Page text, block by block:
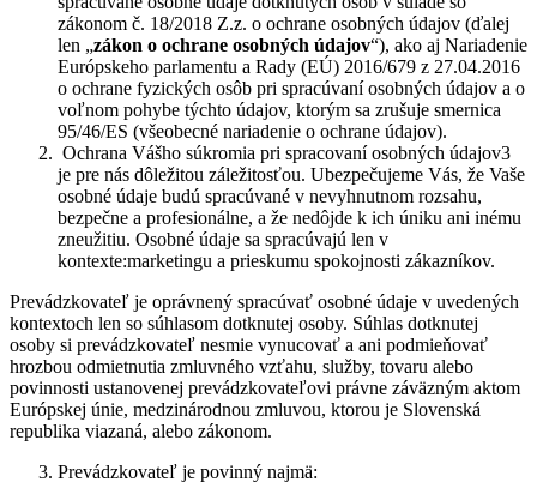
zákonom č. 18/2018 Z.z. o ochrane osobných údajov (ďalej
len „zákon o ochrane osobných údajov“), ako aj Nariadenie
Európskeho parlamentu a Rady (EÚ) 2016/679 z 27.04.2016
o ochrane fyzických osôb pri spracúvaní osobných údajov a o
voľnom pohybe týchto údajov, ktorým sa zrušuje smernica
95/46/ES (všeobecné nariadenie o ochrane údajov).
Ochrana Vášho súkromia pri spracovaní osobných údajov3
je pre nás dôležitou záležitosťou. Ubezpečujeme Vás, že Vaše
osobné údaje budú spracúvané v nevyhnutnom rozsahu,
bezpečne a profesionálne, a že nedôjde k ich úniku ani inému
zneužitiu. Osobné údaje sa spracúvajú len v
kontexte:marketingu a prieskumu spokojnosti zákazníkov.
Prevádzkovateľ je oprávnený spracúvať osobné údaje v uvedených
kontextoch len so súhlasom dotknutej osoby. Súhlas dotknutej
osoby si prevádzkovateľ nesmie vynucovať a ani podmieňovať
hrozbou odmietnutia zmluvného vzťahu, služby, tovaru alebo
povinnosti ustanovenej prevádzkovateľovi právne záväzným aktom
Európskej únie, medzinárodnou zmluvou, ktorou je Slovenská
republika viazaná, alebo zákonom.
Prevádzkovateľ je povinný najmä: